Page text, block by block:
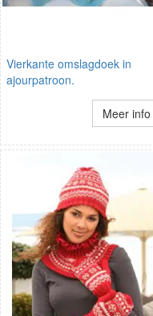
Vierkante omslagdoek in
ajourpatroon.
Meer info